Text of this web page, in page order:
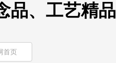
品、工艺精品
首页